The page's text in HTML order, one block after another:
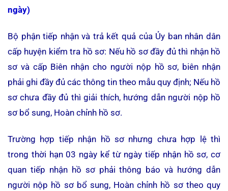
ngày)
Bộ phận tiếp nhận và trả kết quả của Ủy ban nhân dân
cấp huyện kiểm tra hồ sơ: Nếu hồ sơ đầy đủ thì nhận hồ
sơ và cấp Biên nhận cho người nộp hồ sơ, biên nhận
phải ghi đầy đủ các thông tin theo mẫu quy định; Nếu hồ
sơ chưa đầy đủ thì giải thích, hướng dẫn người nộp hồ
sơ bổ sung, Hoàn chỉnh hồ sơ.
Trường hợp tiếp nhận hồ sơ nhưng chưa hợp lệ thì
trong thời hạn 03 ngày kể từ ngày tiếp nhận hồ sơ, cơ
quan tiếp nhận hồ sơ phải thông báo và hướng dẫn
người nộp hồ sơ bổ sung, Hoàn chỉnh hồ sơ theo quy